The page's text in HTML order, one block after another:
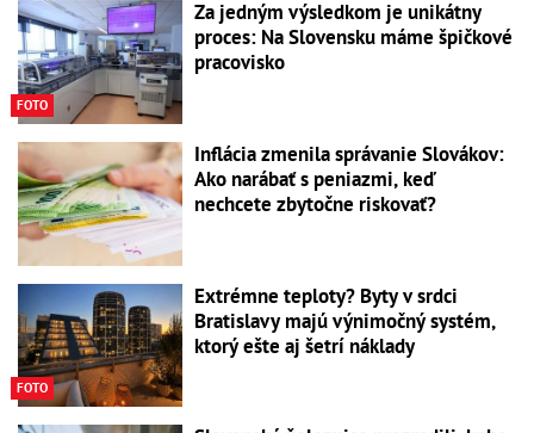
FOTO
Za jedným výsledkom je unikátny
proces: Na Slovensku máme špičkové
pracovisko
Inflácia zmenila správanie Slovákov:
Ako narábať s peniazmi, keď
nechcete zbytočne riskovať?
FOTO
Extrémne teploty? Byty v srdci
Bratislavy majú výnimočný systém,
ktorý ešte aj šetrí náklady